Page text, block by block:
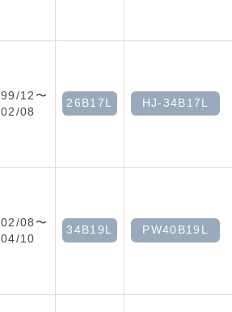
99/12〜
02/08
26B17L HJ-34B17L
02/08〜
04/10
34B19L PW40B19L